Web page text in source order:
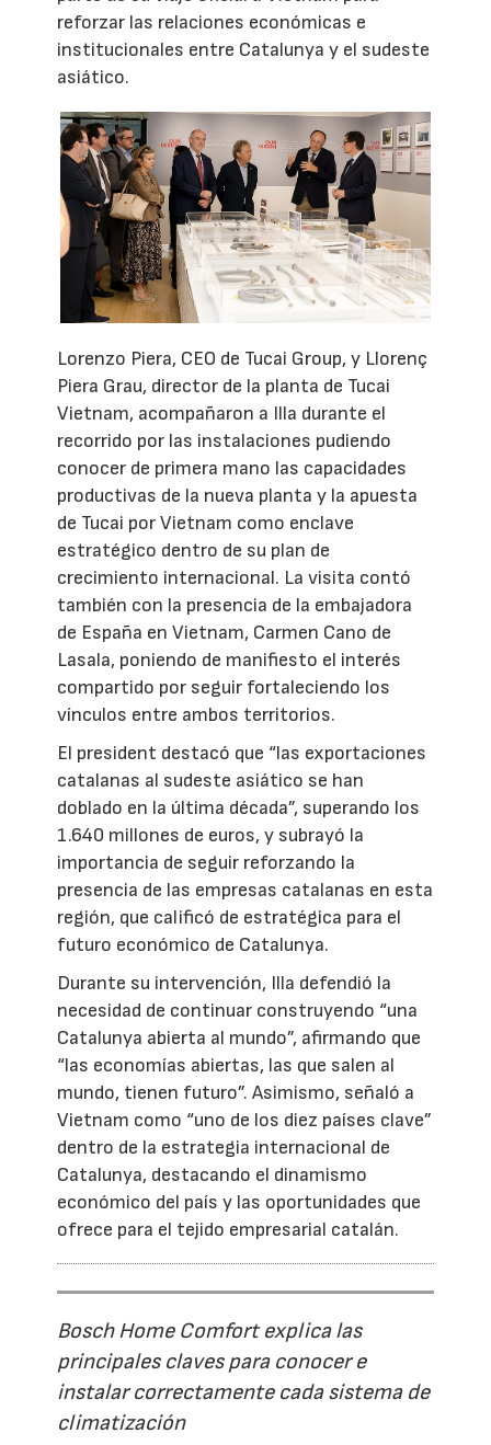
reforzar las relaciones económicas e
institucionales entre Catalunya y el sudeste
asiático.
Lorenzo Piera, CEO de Tucai Group, y Llorenç
Piera Grau, director de la planta de Tucai
Vietnam, acompañaron a Illa durante el
recorrido por las instalaciones pudiendo
conocer de primera mano las capacidades
productivas de la nueva planta y la apuesta
de Tucai por Vietnam como enclave
estratégico dentro de su plan de
crecimiento internacional. La visita contó
también con la presencia de la embajadora
de España en Vietnam, Carmen Cano de
Lasala, poniendo de manifiesto el interés
compartido por seguir fortaleciendo los
vínculos entre ambos territorios.
El president destacó que “las exportaciones
catalanas al sudeste asiático se han
doblado en la última década”, superando los
1.640 millones de euros, y subrayó la
importancia de seguir reforzando la
presencia de las empresas catalanas en esta
región, que calificó de estratégica para el
futuro económico de Catalunya.
Durante su intervención, Illa defendió la
necesidad de continuar construyendo “una
Catalunya abierta al mundo”, afirmando que
“las economías abiertas, las que salen al
mundo, tienen futuro”. Asimismo, señaló a
Vietnam como “uno de los diez países clave”
dentro de la estrategia internacional de
Catalunya, destacando el dinamismo
económico del país y las oportunidades que
ofrece para el tejido empresarial catalán.
Bosch Home Comfort explica las
principales claves para conocer e
instalar correctamente cada sistema de
climatización